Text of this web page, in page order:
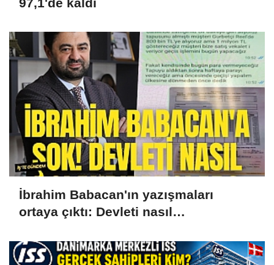
İbrahim Babacan'ın yazışmaları
ortaya çıktı: Devleti nasıl